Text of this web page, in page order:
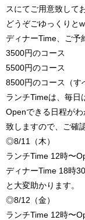
スにてご用意致して
どうぞごゆっくりと
ディナーTime、ご予
3500円のコース
5500円のコース
8500円のコース（す
ランチTimeは、毎日
Openできる日程が
致しますので、ご確
◎8/11（木）
ランチTime 12時〜
ディナーTime 18時
と大変助かります。
◎8/12（金）
ランチTime 12時〜